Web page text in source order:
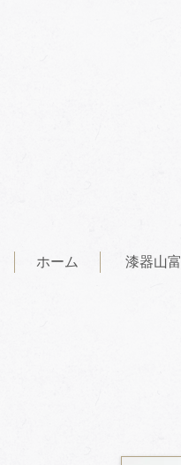
ホーム 漆器山富